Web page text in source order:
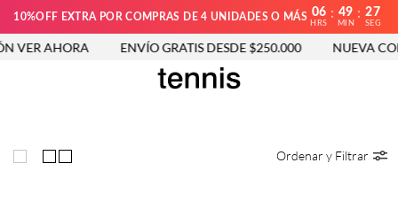
10%OFF EXTRA POR COMPRAS DE 4 UNIDADES O MÁS 06
HRS
: 49
MIN
: 27
SEG
VER AHORA ENVÍO GRATIS DESDE $250.000 NUEVA
Ordenar y Filtrar